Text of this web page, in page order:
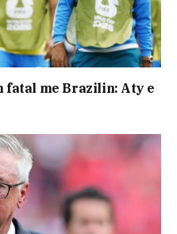
me Brazilin: Aty e